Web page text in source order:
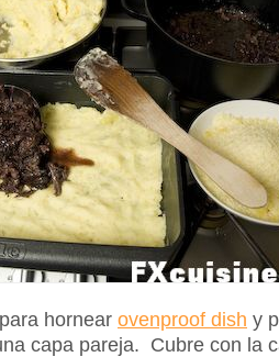
hornear ovenproof dish y
capa pareja. Cubre con la